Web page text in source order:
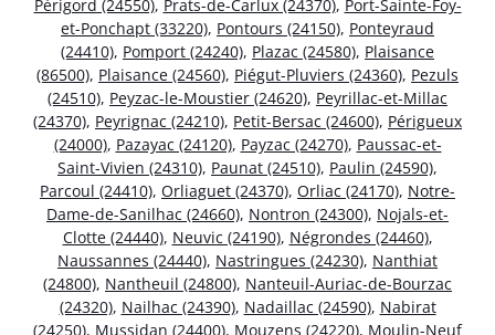
Périgord (24550), Prats-de-Carlux (24370), Port-Sainte-Foy-
et-Ponchapt (33220), Pontours (24150), Ponteyraud
(24410), Pomport (24240), Plazac (24580), Plaisance
(86500), Plaisance (24560), Piégut-Pluviers (24360), Pezuls
(24510), Peyzac-le-Moustier (24620), Peyrillac-et-Millac
(24370), Peyrignac (24210), Petit-Bersac (24600), Périgueux
(24000), Pazayac (24120), Payzac (24270), Paussac-et-
Saint-Vivien (24310), Paunat (24510), Paulin (24590),
Parcoul (24410), Orliaguet (24370), Orliac (24170), Notre-
Dame-de-Sanilhac (24660), Nontron (24300), Nojals-et-
Clotte (24440), Neuvic (24190), Négrondes (24460),
Naussannes (24440), Nastringues (24230), Nanthiat
(24800), Nantheuil (24800), Nanteuil-Auriac-de-Bourzac
(24320), Nailhac (24390), Nadaillac (24590), Nabirat
(24250), Mussidan (24400), Mouzens (24220), Moulin-Neuf